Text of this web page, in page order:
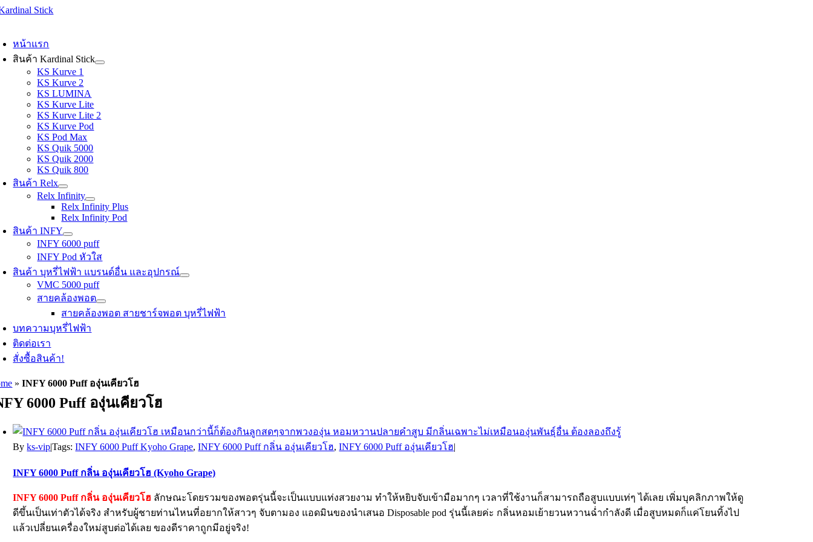
Skip
หน้าแรก
สินค้า Kardinal Stick
KS Kurve 1
KS Kurve 2
KS LUMINA
KS Kurve Lite
KS Kurve Lite 2
KS Kurve Pod
KS Pod Max
KS Quik 5000
KS Quik 2000
KS Quik 800
สินค้า Relx
Relx Infinity
Relx Infinity Plus
Relx Infinity Pod
สินค้า INFY
INFY 6000 puff
INFY Pod หัวใส
สินค้า บุหรี่ไฟฟ้า แบรนด์อื่น และอุปกรณ์
VMC 5000 puff
สายคล้องพอต
สายคล้องพอต สายชาร์จพอต บุหรี่ไฟฟ้า
บทความบุหรี่ไฟฟ้า
ติดต่อเรา
สั่งซื้อสินค้า!
»INFY 6000 Puff องุ่นเคียวโฮ
6000 Puff องุ่นเคียวโฮ
Byks-vip|Tags:INFY 6000 Puff Kyoho Grape,INFY 6000 Puff กลิ่น องุ่นเคียวโฮ,INFY 6000 Puff องุ่นเคียวโฮ|
INFY 6000 Puff กลิ่น องุ่นเคียวโฮ (Kyoho Grape)
INFY 6000 Puff กลิ่น องุ่นเคียวโฮ ลักษณะโดยรวมของพอตรุ่นนี้จะเป็นแบบแท่งสวยงาม ทำให้หยิบจับเข้ามือมากๆ เวลาที่ใช้งานก็สามารถถือสูบแบบเท่ๆ ได้เลย เพิ่มบุคลิกภาพให้ดู
ดีขึ้นเป็นเท่าตัวได้จริง สำหรับผู้ชายท่านไหนที่อยากให้สาวๆ จับตามอง แอดมินของนำเสนอ Disposable pod รุ่นนี้เลยค่ะ กลิ่นหอมเย้ายวนหวานฉ่ำกำลังดี เมื่อสูบหมดก็แค่โยนทิ้งไป
แล้วเปลี่ยนเครื่องใหม่สูบต่อได้เลย ของดีราคาถูกมีอยู่จริง!